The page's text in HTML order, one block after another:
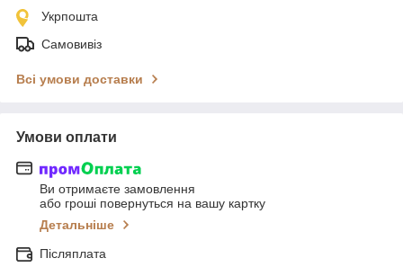
Укрпошта
Самовивіз
Всі умови доставки
Умови оплати
Ви отримаєте замовлення
або гроші повернуться на вашу картку
Детальніше
Післяплата